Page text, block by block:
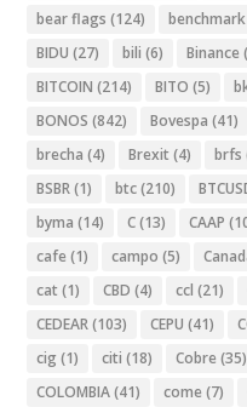
bear flags (124) benchmark
BIDU (27) bili (6) Binance
BITCOIN (214) BITO (5)
BONOS (842) Bovespa (41)
brecha (4) Brexit (4) brfs
BSBR(1) btc(210)
byma (14) C(13) CAAP
cafe (1) campo (5)
cat (1) CBD (4) ccl (21)
CEDEAR(103) CEPU (41)
cig (1) citi (18) Cobre (35)
COLOMBIA(41) come (7)